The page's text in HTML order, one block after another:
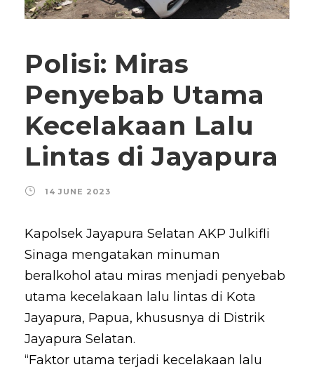
Polisi: Miras
Penyebab Utama
Kecelakaan Lalu
Lintas di Jayapura
14 JUNE 2023
Kapolsek Jayapura Selatan AKP Julkifli
Sinaga mengatakan minuman
beralkohol atau miras menjadi penyebab
utama kecelakaan lalu lintas di Kota
Jayapura, Papua, khususnya di Distrik
Jayapura Selatan.
“Faktor utama terjadi kecelakaan lalu